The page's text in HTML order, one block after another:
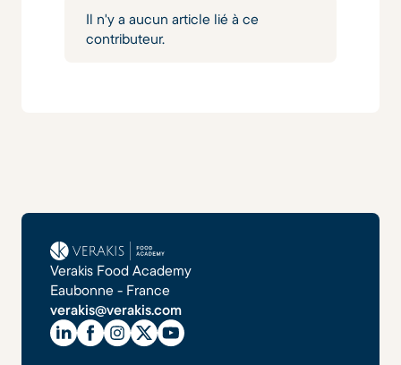
Il n'y a aucun article lié à ce
contributeur.
Verakis Food Academy
Eaubonne - France
verakis@verakis.com